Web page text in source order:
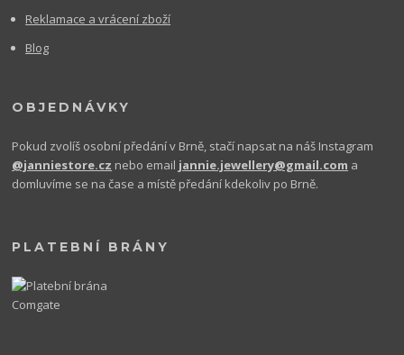
Reklamace a vrácení zboží
Blog
OBJEDNÁVKY
Pokud zvolíš osobní předání v Brně, stačí napsat na náš Instagram
@janniestore.cz nebo email jannie.jewellery@gmail.com a
domluvíme se na čase a místě předání kdekoliv po Brně.
PLATEBNÍ BRÁNY